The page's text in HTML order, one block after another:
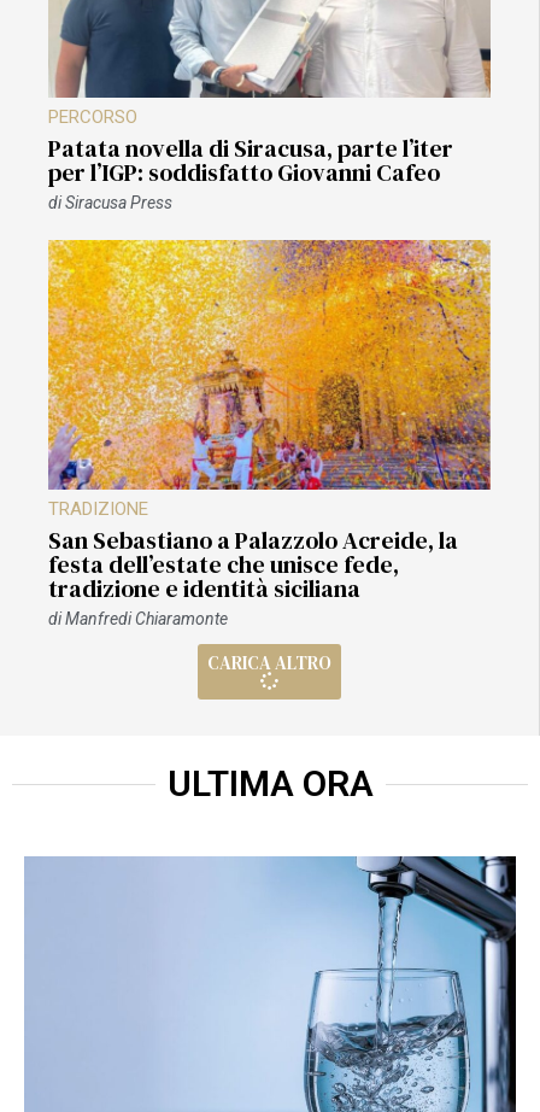
PERCORSO
Patata novella di Siracusa, parte l’iter
per l’IGP: soddisfatto Giovanni Cafeo
diSiracusa Press
TRADIZIONE
San Sebastiano a Palazzolo Acreide, la
festa dell’estate che unisce fede,
tradizione e identità siciliana
diManfredi Chiaramonte
CARICA ALTRO
ULTIMA ORA